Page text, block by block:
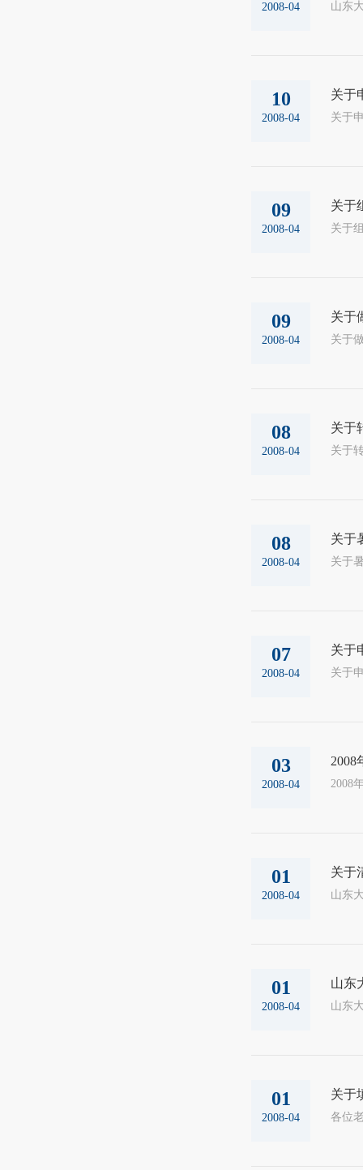
2008-04
10
2008-04
关于
09
2008-04
关于
09
2008-04
关于
08
2008-04
关于
08
2008-04
关于
07
2008-04
关于
03
2008-04
2008
01
2008-04
关于
山东
01
2008-04
山东
01
2008-04
关于